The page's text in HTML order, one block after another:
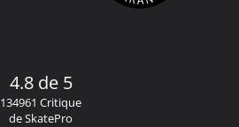
4.8 de 5
134961 Critique
de SkatePro